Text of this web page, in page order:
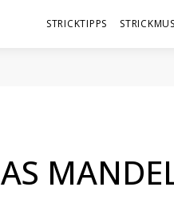
STRICKTIPPS